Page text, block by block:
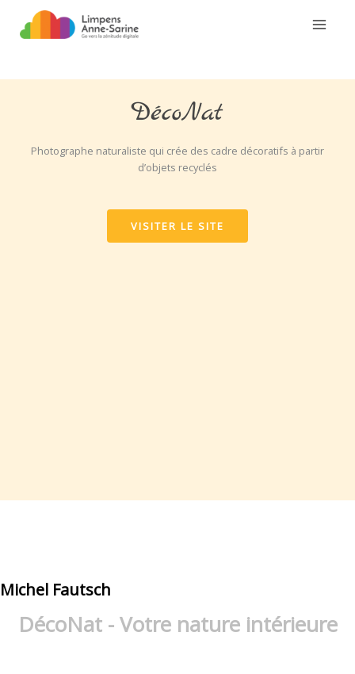
contenu
DécoNat​
Photographe naturaliste qui crée des cadre décoratifs à partir
d’objets recyclés
VISITER LE SITE
Michel Fautsch
DécoNat - Votre nature intérieure